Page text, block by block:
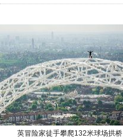
英冒险家徒手攀爬132米球场拱桥